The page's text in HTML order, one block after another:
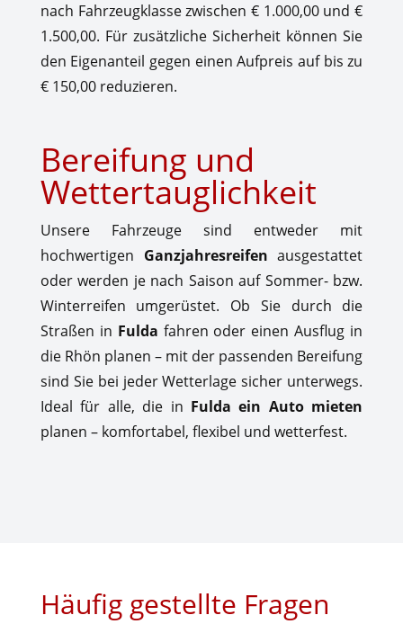
nach Fahrzeugklasse zwischen € 1.000,00 und €
1.500,00. Für zusätzliche Sicherheit können Sie
den Eigenanteil gegen einen Aufpreis auf bis zu
€ 150,00 reduzieren.
Bereifung und
Wettertauglichkeit
Unsere Fahrzeuge sind entweder mit
hochwertigen Ganzjahresreifen ausgestattet
oder werden je nach Saison auf Sommer- bzw.
Winterreifen umgerüstet. Ob Sie durch die
Straßen in Fulda fahren oder einen Ausflug in
die Rhön planen – mit der passenden Bereifung
sind Sie bei jeder Wetterlage sicher unterwegs.
Ideal für alle, die in Fulda ein Auto mieten
planen – komfortabel, flexibel und wetterfest.
Häufig gestellte Fragen